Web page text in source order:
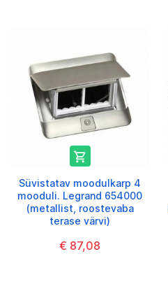

Süvistatav moodulkarp 4
mooduli. Legrand 654000
(metallist, roostevaba
terase värvi)
€ 87,08